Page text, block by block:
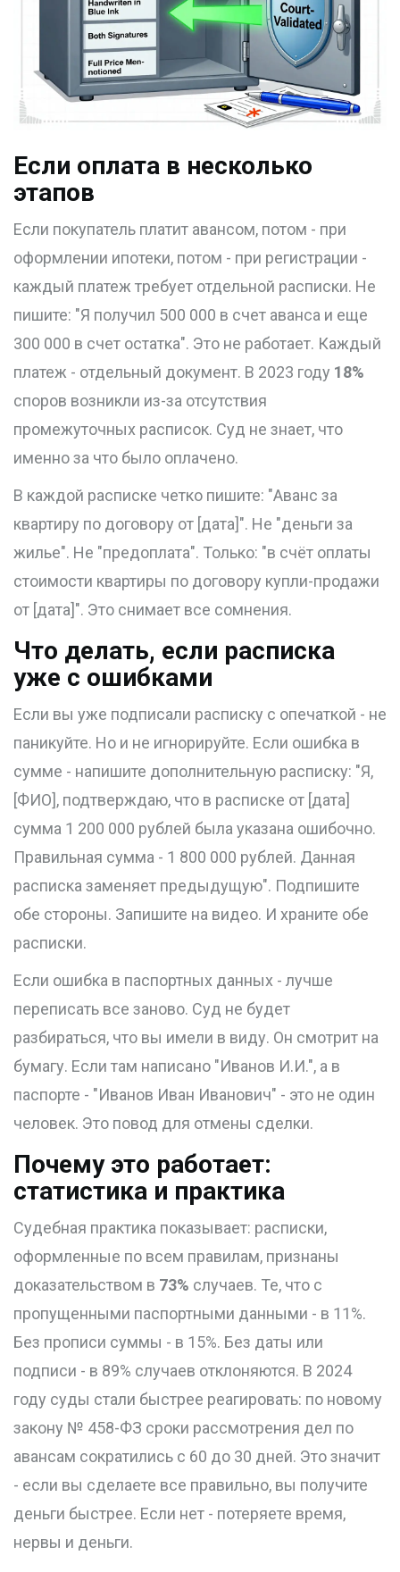
Если оплата в несколько
этапов
Если покупатель платит авансом, потом - при
оформлении ипотеки, потом - при регистрации -
каждый платеж требует отдельной расписки. Не
пишите: "Я получил 500 000 в счет аванса и еще
300 000 в счет остатка". Это не работает. Каждый
платеж - отдельный документ. В 2023 году 18%
споров возникли из-за отсутствия
промежуточных расписок. Суд не знает, что
именно за что было оплачено.
В каждой расписке четко пишите: "Аванс за
квартиру по договору от [дата]". Не "деньги за
жилье". Не "предоплата". Только: "в счёт оплаты
стоимости квартиры по договору купли-продажи
от [дата]". Это снимает все сомнения.
Что делать, если расписка
уже с ошибками
Если вы уже подписали расписку с опечаткой - не
паникуйте. Но и не игнорируйте. Если ошибка в
сумме - напишите дополнительную расписку: "Я,
[ФИО], подтверждаю, что в расписке от [дата]
сумма 1 200 000 рублей была указана ошибочно.
Правильная сумма - 1 800 000 рублей. Данная
расписка заменяет предыдущую". Подпишите
обе стороны. Запишите на видео. И храните обе
расписки.
Если ошибка в паспортных данных - лучше
переписать все заново. Суд не будет
разбираться, что вы имели в виду. Он смотрит на
бумагу. Если там написано "Иванов И.И.", а в
паспорте - "Иванов Иван Иванович" - это не один
человек. Это повод для отмены сделки.
Почему это работает:
статистика и практика
Судебная практика показывает: расписки,
оформленные по всем правилам, признаны
доказательством в 73% случаев. Те, что с
пропущенными паспортными данными - в 11%.
Без прописи суммы - в 15%. Без даты или
подписи - в 89% случаев отклоняются. В 2024
году суды стали быстрее реагировать: по новому
закону № 458-ФЗ сроки рассмотрения дел по
авансам сократились с 60 до 30 дней. Это значит
- если вы сделаете все правильно, вы получите
деньги быстрее. Если нет - потеряете время,
нервы и деньги.